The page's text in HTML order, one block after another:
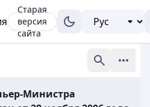
Старая
версия
сайта
Министра